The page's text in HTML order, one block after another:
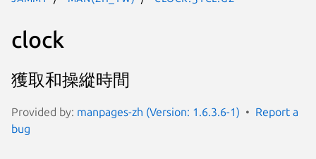
clock
獲取和操縱時間
Provided by: manpages-zh (Version: 1.6.3.6-1)
Report a
bug